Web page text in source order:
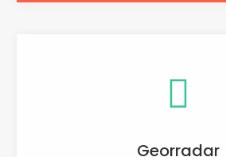
Georradar